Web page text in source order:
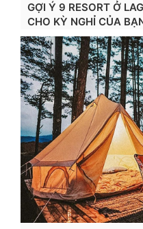
GỢI Ý 9 RESORT Ở
CHO KỲ NGHỈ CỦA